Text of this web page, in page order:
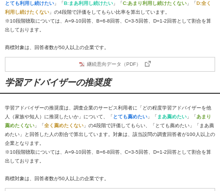
とても利用し続けたい 」「B:まあ利用し続けたい 」「C:あまり利用し続けたくない 」「D:全く
利用し続けたくない 」の4段階で評価をしてもらい比率を算出しています。
※10段階聴取については、A=9-10回答、B=6-8回答、C=3-5回答、D=1-2回答として割合を算
出しております。
商標対象は、回答者数が50人以上の企業です。
継続意向データ（PDF）
学習アドバイザーの推奨度
学習アドバイザーの推奨度は、調査企業のサービス利用者に「どの程度学習アドバイザーを他
人（家族や知人）に推奨したいか」について、「とても薦めたい 」「 まあ薦めたい 」「あまり
薦めたくない 」「全く薦めたくない 」の4段階で評価してもらい、「とても薦めたい」「まあ薦
めたい」と回答した人の割合で算出しています。対象は、該当設問の調査回答者が100人以上の
企業となります。
※10段階聴取については、A=9-10回答、B=6-8回答、C=3-5回答、D=1-2回答として割合を算
出しております。
商標対象は、回答者数が50人以上の企業です。